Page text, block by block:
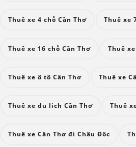
Thuê xe 4 chỗ Cần Thơ Thuê xe
Thuê xe 16 chỗ Cần Thơ Thuê
Thuê xe ô tô Cần Thơ Thuê xe
Thuê xe du lich Cần Thơ Thuê
Thuê xe Cần Thơ đi Châu Đốc